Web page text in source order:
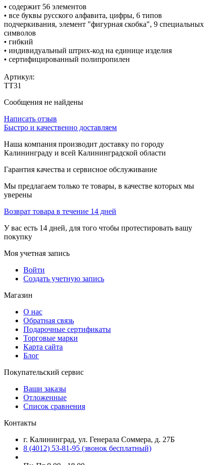
• содержит 56 элементов
• все буквы русского алфавита, цифры, 6 типов
подчеркивания, элемент "фигурная скобка", 9 специальных
символов
• гибкий
• индивидуальный штрих-код на единице изделия
• сертифицированный полипропилен
Артикул:
ТТ31
Сообщения не найдены
Написать отзыв
Быстро и качественно доставляем
Наша компания производит доставку по городу
Калининграду и всей Калининградской области
Гарантия качества и сервисное обслуживание
Мы предлагаем только те товары, в качестве которых мы
уверены
Возврат товара в течение 14 дней
У вас есть 14 дней, для того чтобы протестировать вашу
покупку
Моя учетная запись
Войти
Создать учетную запись
Магазин
О нас
Обратная связь
Подарочные сертификаты
Торговые марки
Карта сайта
Блог
Покупательский сервис
Ваши заказы
Отложенные
Список сравнения
Контакты
г. Калининград, ул. Генерала Соммера, д. 27Б
8 (4012) 53-81-95 (звонок бесплатный)